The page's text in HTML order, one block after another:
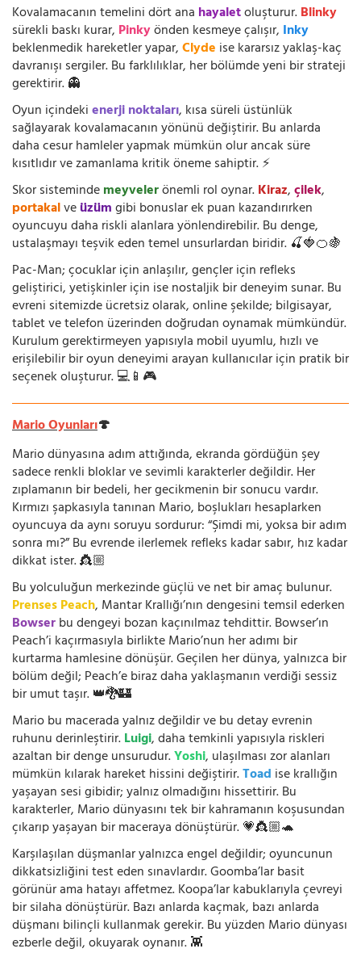
Kovalamacanın temelini dört ana hayaletoluşturur.Blinky
sürekli baskı kurar, Pinkyönden kesmeye çalışır, Inky
beklenmedik hareketler yapar,Clyde ise kararsız yaklaş-kaç
davranışı sergiler. Bu farklılıklar, her bölümde yeni bir strateji
gerektirir. 👻
Oyun içindekienerji noktaları, kısa süreli üstünlük
sağlayarak kovalamacanın yönünü değiştirir. Bu anlarda
daha cesur hamleler yapmak mümkün olur ancak süre
kısıtlıdır ve zamanlama kritik öneme sahiptir. ⚡
Skor sistemindemeyvelerönemli rol oynar.Kiraz,çilek,
portakalveüzümgibi bonuslar ek puan kazandırırken
oyuncuyu daha riskli alanlara yönlendirebilir. Bu denge,
ustalaşmayı teşvik eden temel unsurlardan biridir. 🍒🍓🍊🍇
Pac-Man; çocuklar için anlaşılır, gençler için refleks
geliştirici, yetişkinler için ise nostaljik bir deneyim sunar. Bu
evreni sitemizde ücretsiz olarak, online şekilde; bilgisayar,
tablet ve telefon üzerinden doğrudan oynamak mümkündür.
Kurulum gerektirmeyen yapısıyla mobil uyumlu, hızlı ve
erişilebilir bir oyun deneyimi arayan kullanıcılar için pratik bir
seçenek oluşturur. 💻📱🎮
Mario Oyunları🍄
Mario dünyasına adım attığında, ekranda gördüğün şey
sadece renkli bloklar ve sevimli karakterler değildir. Her
zıplamanın bir bedeli, her gecikmenin bir sonucu vardır.
Kırmızı şapkasıyla tanınan Mario, boşlukları hesaplarken
oyuncuya da aynı soruyu sordurur: “Şimdi mi, yoksa bir adım
sonra mı?” Bu evrende ilerlemek refleks kadar sabır, hız kadar
dikkat ister. 👸🏼
Bu yolculuğun merkezinde güçlü ve net bir amaç bulunur.
Prenses Peach, Mantar Krallığı’nın dengesini temsil ederken
Bowserbu dengeyi bozan kaçınılmaz tehdittir. Bowser’ın
Peach’i kaçırmasıyla birlikte Mario’nun her adımı bir
kurtarma hamlesine dönüşür. Geçilen her dünya, yalnızca bir
bölüm değil; Peach’e biraz daha yaklaşmanın verdiği sessiz
bir umut taşır. 👑🐉🏰
Mario bu macerada yalnız değildir ve bu detay evrenin
ruhunu derinleştirir.Luigi, daha temkinli yapısıyla riskleri
azaltan bir denge unsurudur.Yoshi, ulaşılması zor alanları
mümkün kılarak hareket hissini değiştirir.Toad ise krallığın
yaşayan sesi gibidir; yalnız olmadığını hissettirir. Bu
karakterler, Mario dünyasını tek bir kahramanın koşusundan
çıkarıp yaşayan bir maceraya dönüştürür. 💗👸🏼🐢
Karşılaşılan düşmanlar yalnızca engel değildir; oyuncunun
dikkatsizliğini test eden sınavlardır. Goomba’lar basit
görünür ama hatayı affetmez. Koopa’lar kabuklarıyla çevreyi
bir silaha dönüştürür. Bazı anlarda kaçmak, bazı anlarda
düşmanı bilinçli kullanmak gerekir. Bu yüzden Mario dünyası
ezberle değil, okuyarak oynanır. 👾